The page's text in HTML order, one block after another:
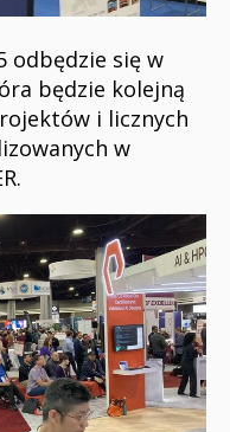
odbędzie się w
będzie kolejną
i licznych
w